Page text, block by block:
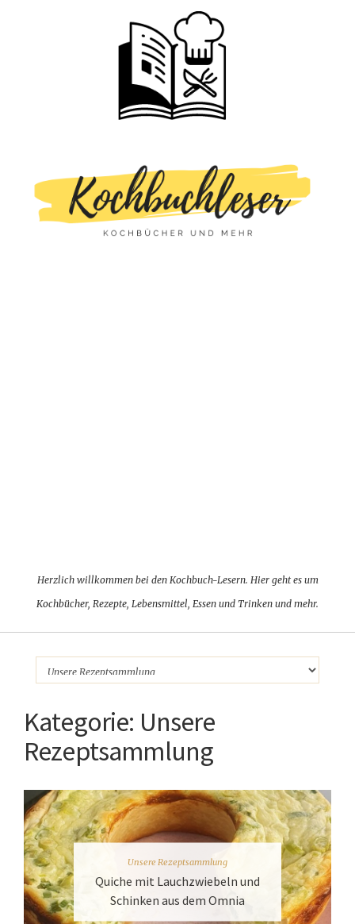
Herzlich willkommen bei den Kochbuch-Lesern. Hier geht es um
Kochbücher, Rezepte, Lebensmittel, Essen und Trinken und mehr.
Kategorie: Unsere
Rezeptsammlung
Unsere Rezeptsammlung
Quiche mit Lauchzwiebeln und
Schinken aus dem Omnia